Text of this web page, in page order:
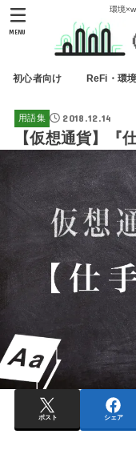
環境
初心者向け ReFi・環境
MENU
用語集 2018.12.14
【仮想通貨】『
ポスト シェア